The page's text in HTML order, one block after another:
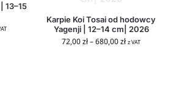
13–15
Karpie Koi Tosai od hodowcy
Yagenji | 12–14 cm| 2026
72,00zł–680,00zł z VAT